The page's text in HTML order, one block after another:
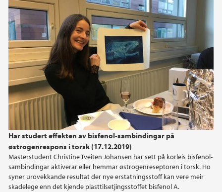
Har studert effekten av bisfenol-sambindingar på
østrogenrespons i torsk (17.12.2019)
Masterstudent Christine Tveiten Johansen har sett på korleis bisfenol-
sambindingar aktiverar eller hemmar østrogenreseptoren i torsk. Ho
syner urovekkande resultat der nye erstatningsstoff kan vere meir
skadelege enn det kjende plasttilsetjingsstoffet bisfenol A.
2011
2010